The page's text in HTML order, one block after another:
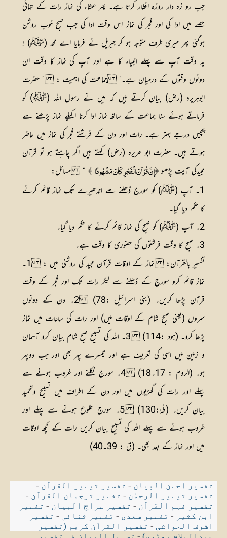
جب رو زہ دار روزہ افطار کرتا ہے۔ پھر عشاء کی نماز رات کے تہائی
حصے میں ادا کی اور فجر کی نماز اس وقت ادا کی جب صبح خوب روشن
ہوگئی پھر میری طرف متوجہ ہو کر جبریل نے فرمایا اے محمد (ﷺ) !
یہ وقت آپ سے پہلے انبیاء کا ہے اور آپ کی نماز کا وقت ان
دونوں وقتوں کے درمیان ہے۔“جماعت کی اہمیت : ” حضرت
ابوہریرہ (رض) بیان کرتے ہیں کہ میں نے رسول اللہ (ﷺ) کو
فرماتے ہوئے سنا جماعت کے ساتھ نماز ادا کرنا اکیلے نماز پڑھنے سے
پچیس درجے بہتر ہے۔ رات اور دن کے فرشتے فجر کی نماز میں حاضر
ہوتے ہیں۔ حضرت ابو ھریرہ (رض) کہتے ہیں اگر چاہتے ہو تو قرآن
مجیدکی آیت پڑھو ﴿إِنَّ قُرْآنَ الْفَجْرِ کَانَ مَشْہُودًا ﴾ “مسائل:
1۔ آپ (ﷺ) کو سورج ڈھلنے سے اندھیرے تک نماز قائم کرنے
کا حکم دیا گیا۔
2۔ آپ (ﷺ) کو صبح کی نماز قائم کرنے کا حکم دیا گیا۔
3۔ صبح کا وقت فرشتوں کی حضوری کا وقت ہے۔
تفسیر بالقرآن: نماز کے اوقات قرآن مجید کی روشنی میں :
1۔
نماز قائم کرو سورج کے ڈھلنے سے لیکر رات تک اور فجر کے وقت
قرآن پڑھا کریں۔ (بنی اسرائیل :78) 2۔ دن کے دونوں
سروں (یعنی صبح شام کے اوقات میں) اور رات کی ساعات میں نماز
پڑھا کرو۔ (ہود :114) 3۔ اللہ کی تسبیح صبح شام بیان کرو آسمان
و زمین میں اسی کی تعریف ہے اور تیسرے پہر بھی اور جب دوپہر
ہو۔ (الروم : 17۔18) 4۔ سورج نکلنے اور غروب ہونے سے
پہلے اور رات کی گھڑیوں میں اور دن کے اطراف میں تسبیح وتحمید
بیان کریں۔ (طٰہٰ:130) 5۔ سورج طلوع ہونے سے پہلے اور
غروب ہونے سے پہلے اللہ کی تسبیح بیان کریں رات کے کچھ اوقات
میں اور نماز کے بعد بھی۔ (ق : 39۔40)
تفسیر احسن البیان - تفسیر تیسیر القرآن -
تفسیر تیسیر الرحمٰن - تفسیر ترجمان القرآن -
تفسیر فہم القرآن - تفسیر سراج البیان - تفسیر
ابن کثیر - تفسیر سعدی - تفسیر ثنائی - تفسیر
اشرف الحواشی - تفسیر القرآن کریم (تفسیر